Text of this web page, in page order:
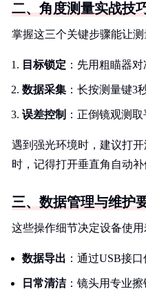
二、角度测量实战技
掌握这三个关键步骤能让测
目标锁定 ：先用粗瞄器
数据采集 ：长按测量键3
误差控制 ：正倒镜观测
遇到强光环境时，建议打
时，记得打开垂直角自动补
三、数据管理与维护
这些操作细节决定设备使用
数据导出 ：通过USB接
日常清洁：镜头用专业